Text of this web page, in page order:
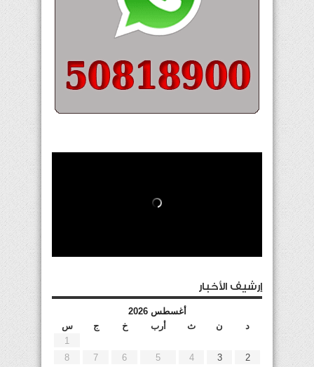
إرشيف الأخبار
أغسطس 2026
د
ن ث أرب خ ج
س
1
2
3
4
5
6
7
8